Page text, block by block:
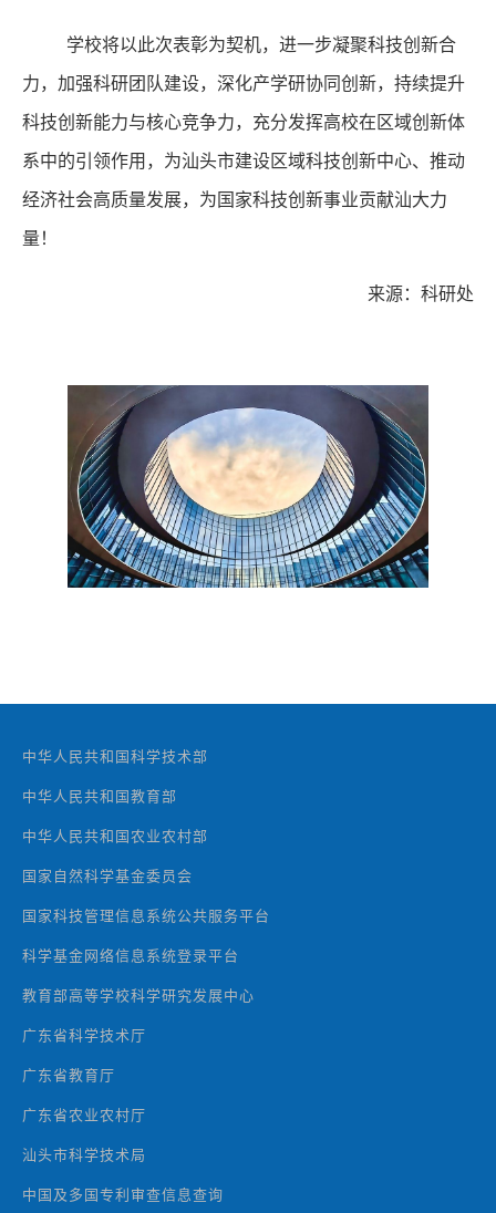
学校将以此次表彰为契机，进一步凝聚科技创新合
力，加强科研团队建设，深化产学研协同创新，持续提升
科技创新能力与核心竞争力，充分发挥高校在区域创新体
系中的引领作用，为汕头市建设区域科技创新中心、推动
经济社会高质量发展，为国家科技创新事业贡献汕大力
量！
来源：科研处
中华人民共和国科学技术部
中华人民共和国教育部
中华人民共和国农业农村部
国家自然科学基金委员会
国家科技管理信息系统公共服务平台
科学基金网络信息系统登录平台
教育部高等学校科学研究发展中心
广东省科学技术厅
广东省教育厅
广东省农业农村厅
汕头市科学技术局
中国及多国专利审查信息查询